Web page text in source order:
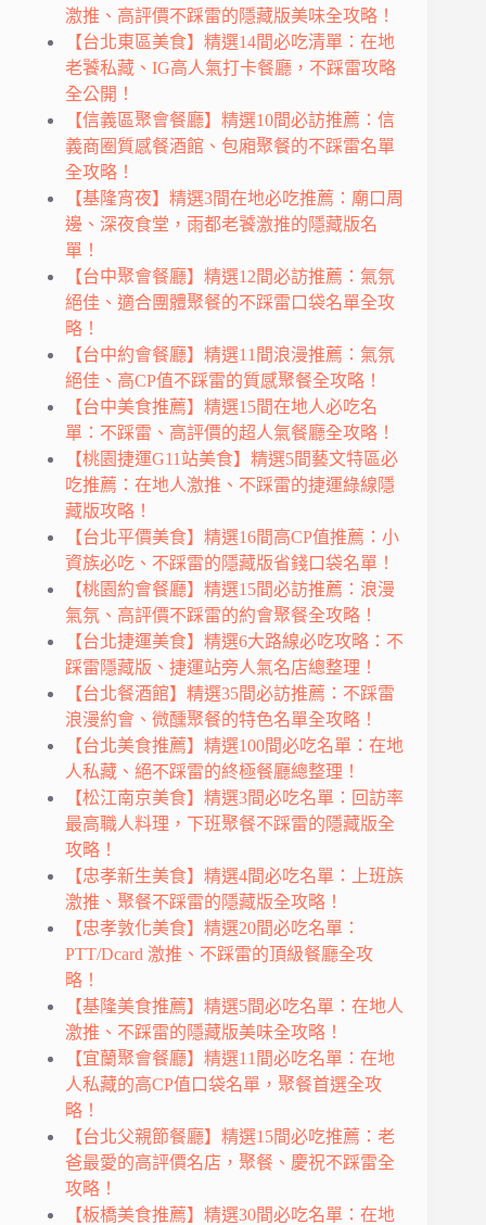
激推、高評價不踩雷的隱藏版美味全攻略！
【台北東區美食】精選14間必吃清單：在地
老饕私藏、IG高人氣打卡餐廳，不踩雷攻略
全公開！
【信義區聚會餐廳】精選10間必訪推薦：信
義商圈質感餐酒館、包廂聚餐的不踩雷名單
全攻略！
【基隆宵夜】精選3間在地必吃推薦：廟口周
邊、深夜食堂，雨都老饕激推的隱藏版名
單！
【台中聚會餐廳】精選12間必訪推薦：氣氛
絕佳、適合團體聚餐的不踩雷口袋名單全攻
略！
【台中約會餐廳】精選11間浪漫推薦：氣氛
絕佳、高CP值不踩雷的質感聚餐全攻略！
【台中美食推薦】精選15間在地人必吃名
單：不踩雷、高評價的超人氣餐廳全攻略！
【桃園捷運G11站美食】精選5間藝文特區必
吃推薦：在地人激推、不踩雷的捷運綠線隱
藏版攻略！
【台北平價美食】精選16間高CP值推薦：小
資族必吃、不踩雷的隱藏版省錢口袋名單！
【桃園約會餐廳】精選15間必訪推薦：浪漫
氣氛、高評價不踩雷的約會聚餐全攻略！
【台北捷運美食】精選6大路線必吃攻略：不
踩雷隱藏版、捷運站旁人氣名店總整理！
【台北餐酒館】精選35間必訪推薦：不踩雷
浪漫約會、微醺聚餐的特色名單全攻略！
【台北美食推薦】精選100間必吃名單：在地
人私藏、絕不踩雷的終極餐廳總整理！
【松江南京美食】精選3間必吃名單：回訪率
最高職人料理，下班聚餐不踩雷的隱藏版全
攻略！
【忠孝新生美食】精選4間必吃名單：上班族
激推、聚餐不踩雷的隱藏版全攻略！
【忠孝敦化美食】精選20間必吃名單：
PTT/Dcard 激推、不踩雷的頂級餐廳全攻
略！
【基隆美食推薦】精選5間必吃名單：在地人
激推、不踩雷的隱藏版美味全攻略！
【宜蘭聚會餐廳】精選11間必吃名單：在地
人私藏的高CP值口袋名單，聚餐首選全攻
略！
【台北父親節餐廳】精選15間必吃推薦：老
爸最愛的高評價名店，聚餐、慶祝不踩雷全
攻略！
【板橋美食推薦】精選30間必吃名單：在地